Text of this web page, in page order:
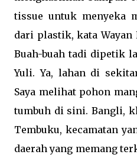
tissue untuk menyeka
dari plastik, kata Wayan
Buah-buah tadi dipetik
Yuli. Ya, lahan di
Saya melihat pohon
tumbuh di sini. Bangli,
Tembuku, kecamatan
daerah yang memang